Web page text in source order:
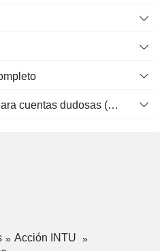
Provisión acumulada para cuentas dudosas (Suplemento)
Acción INTU